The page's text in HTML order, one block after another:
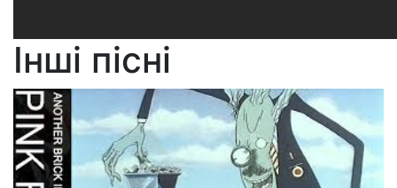
Інші пісні